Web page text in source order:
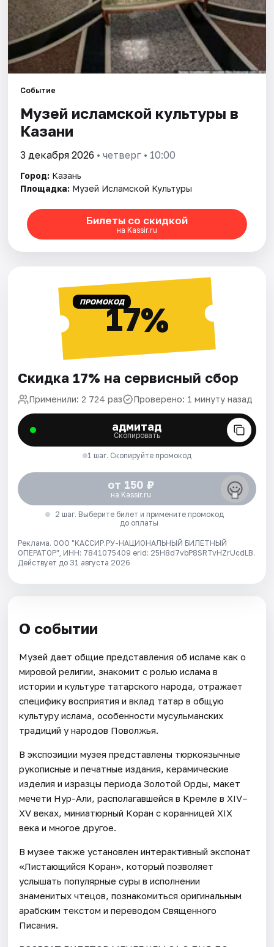
Событие
Музей исламской культуры в
Казани
3 декабря 2026 • четверг • 10:00
Город: Казань
Площадка: Музей Исламской Культуры
Билеты со скидкой
на Kassir.ru
ПРОМОКОД17%
Скидка 17% на сервисный сбор
Применили: 2 724 раз Проверено: 1 минуту назад
адмитад
Скопировать
1 шаг. Скопируйте промокод
от 150 ₽
на Kassir.ru
2 шаг. Выберите билет и примените промокод
до оплаты
Реклама. ООО "КАССИР.РУ-НАЦИОНАЛЬНЫЙ БИЛЕТНЫЙ
ОПЕРАТОР", ИНН: 7841075409 erid: 25H8d7vbP8SRTvHZrUcdLB.
Действует до 31 августа 2026
О событии
Музей дает общие представления об исламе как о
мировой религии, знакомит с ролью ислама в
истории и культуре татарского народа, отражает
специфику восприятия и вклад татар в общую
культуру ислама, особенности мусульманских
традиций у народов Поволжья.
В экспозиции музея представлены тюркоязычные
рукописные и печатные издания, керамические
изделия и изразцы периода Золотой Орды, макет
мечети Нур-Али, располагавшейся в Кремле в XIV–
XV веках, миниатюрный Коран с коранницей XIX
века и многое другое.
В музее также установлен интерактивный экспонат
«Листающийся Коран», который позволяет
услышать популярные суры в исполнении
знаменитых чтецов, познакомиться оригинальным
арабским текстом и переводом Священного
Писания.